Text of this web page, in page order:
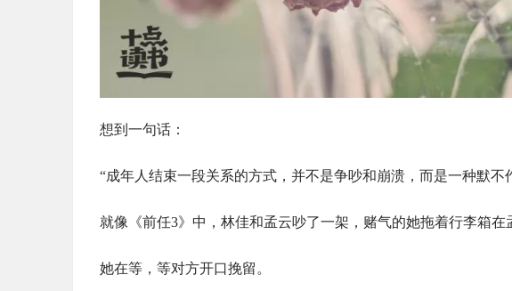
想到一句话：
“成年人结束一段关系的方式，并不是争吵和崩溃，而是一种默不
就像《前任3》中，林佳和孟云吵了一架，赌气的她拖着行李箱
她在等，等对方开口挽留。